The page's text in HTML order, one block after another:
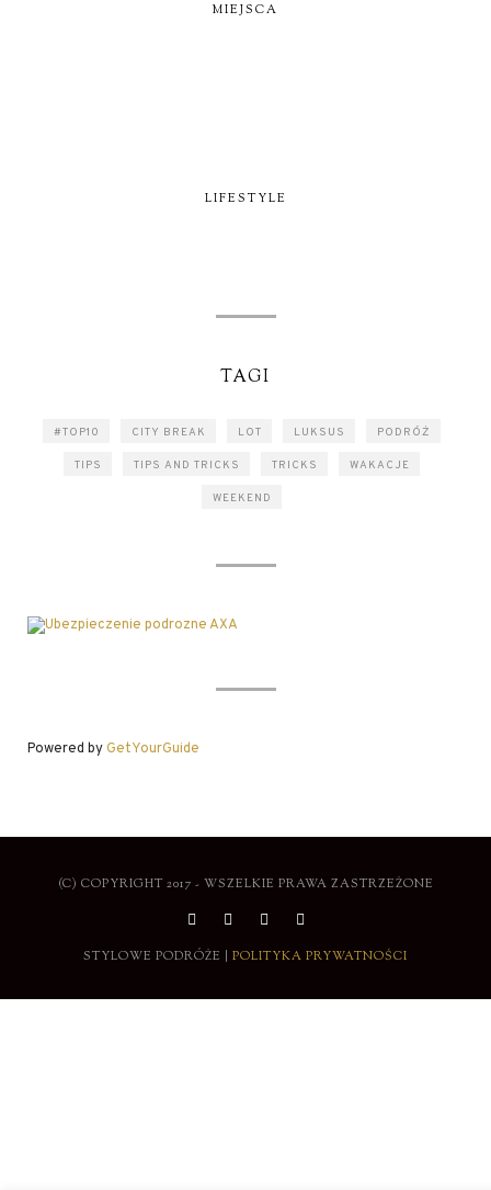
MIEJSCA
LIFESTYLE
TAGI
#TOP10 CITY BREAK LOT LUKSUS PODRÓŻ
TIPS TIPS AND TRICKS TRICKS WAKACJE
WEEKEND
Powered byGetYourGuide
(C) COPYRIGHT 2017 - WSZELKIE PRAWA ZASTRZEŻONE
STYLOWE PODRÓŻE | POLITYKA PRYWATNOŚCI